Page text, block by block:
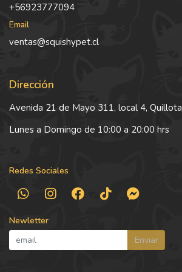
+56923777094
Email
ventas@squishypet.cl
Dirección
Avenida 21 de Mayo 311, local 4, Quillota
Lunes a Domingo de 10:00 a 20:00 hrs
Redes Sociales
Newletter
Enviar